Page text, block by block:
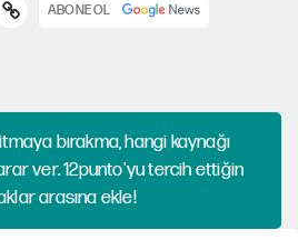
ABONE OL
bırakma, hangi kaynağı
ver. 12punto'yu tercih ettiğin
arasına ekle!